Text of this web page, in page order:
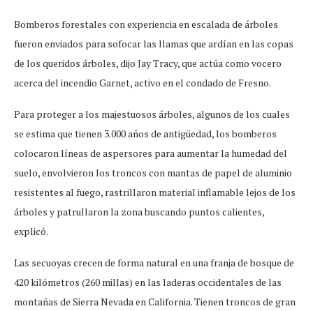
Bomberos forestales con experiencia en escalada de árboles
fueron enviados para sofocar las llamas que ardían en las copas
de los queridos árboles, dijo Jay Tracy, que actúa como vocero
acerca del incendio Garnet, activo en el condado de Fresno.
Para proteger a los majestuosos árboles, algunos de los cuales
se estima que tienen 3.000 años de antigüedad, los bomberos
colocaron líneas de aspersores para aumentar la humedad del
suelo, envolvieron los troncos con mantas de papel de aluminio
resistentes al fuego, rastrillaron material inflamable lejos de los
árboles y patrullaron la zona buscando puntos calientes,
explicó.
Las secuoyas crecen de forma natural en una franja de bosque de
420 kilómetros (260 millas) en las laderas occidentales de las
montañas de Sierra Nevada en California. Tienen troncos de gran